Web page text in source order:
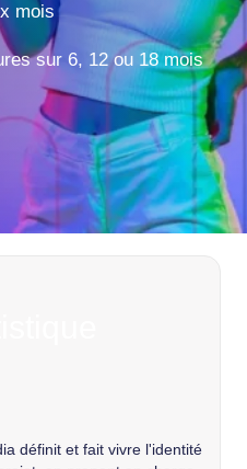
mois
sur 6, 12 ou 18 mois
définit et fait vivre l'identité